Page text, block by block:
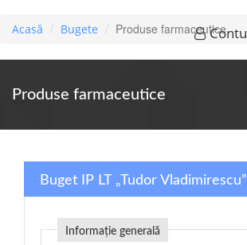
Acasă Bugete Produse farmaceutice
Produse farmaceutice
Buget IP LT „Tudor
Informație generală